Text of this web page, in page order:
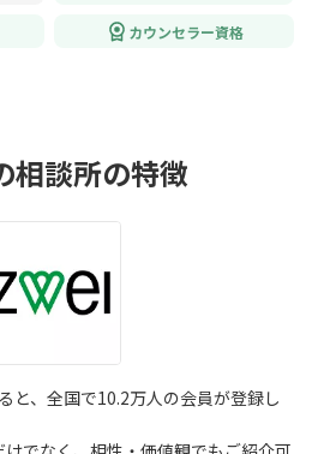
カウンセラー資格
相談所の特徴
と、全国で10.2万人の会員が登録し